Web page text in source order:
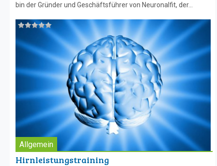
bin der Gründer und Geschäftsführer von Neuronalfit, der...
Allgemein
Hirnleistungstraining